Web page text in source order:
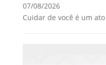
07/08/2026
Cuidar de você é um